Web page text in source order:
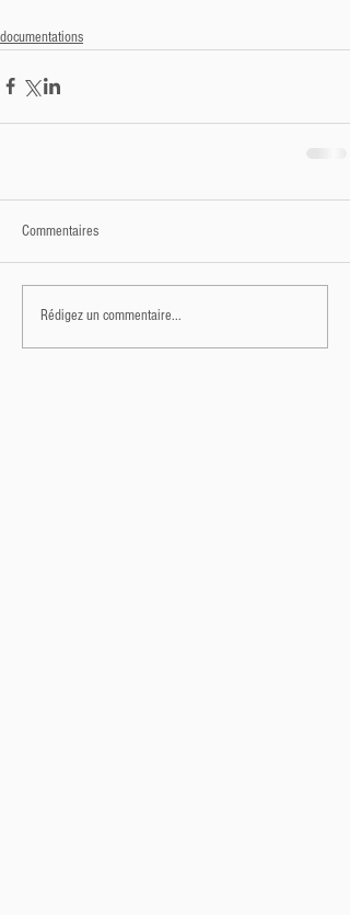
documentations
Commentaires
Rédigez un commentaire...